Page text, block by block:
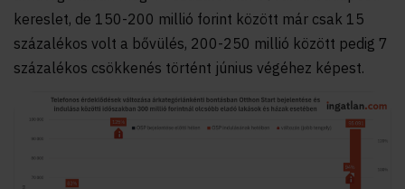
kereslet, de 150-200 millió forint között már csak 15
százalékos volt a bővülés, 200-250 millió között pedig 7
százalékos csökkenés történt június végéhez képest.